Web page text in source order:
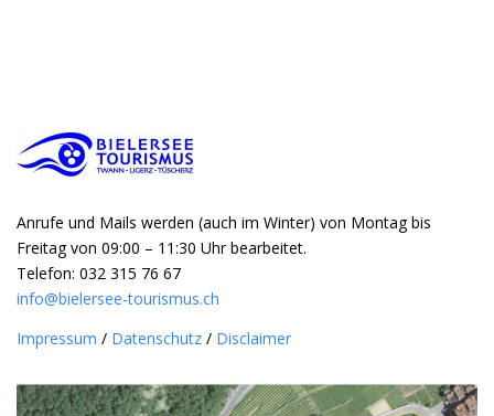
Anrufe und Mails werden (auch im Winter) von Montag bis
Freitag von 09:00 – 11:30 Uhr bearbeitet.
Telefon: 032 315 76 67
info@bielersee-tourismus.ch
Impressum / Datenschutz / Disclaimer